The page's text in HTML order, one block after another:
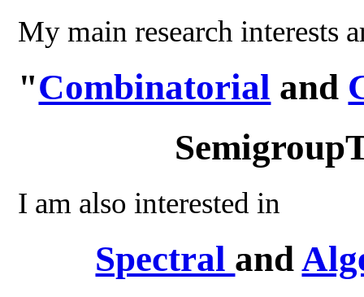
My main research interests
"Combinatorial and
I am also interested in
Spectral and